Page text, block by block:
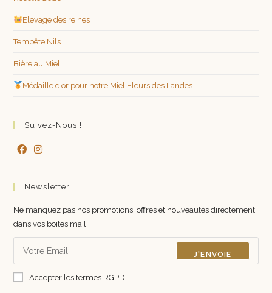
Elevage des reines
Tempête Nils
Bière au Miel
Médaille d’or pour notre Miel Fleurs des Landes
Suivez-Nous !
Newsletter
Ne manquez pas nos promotions, offres et nouveautés directement
dans vos boites mail.
J'ENVOIE
Accepter les termes RGPD